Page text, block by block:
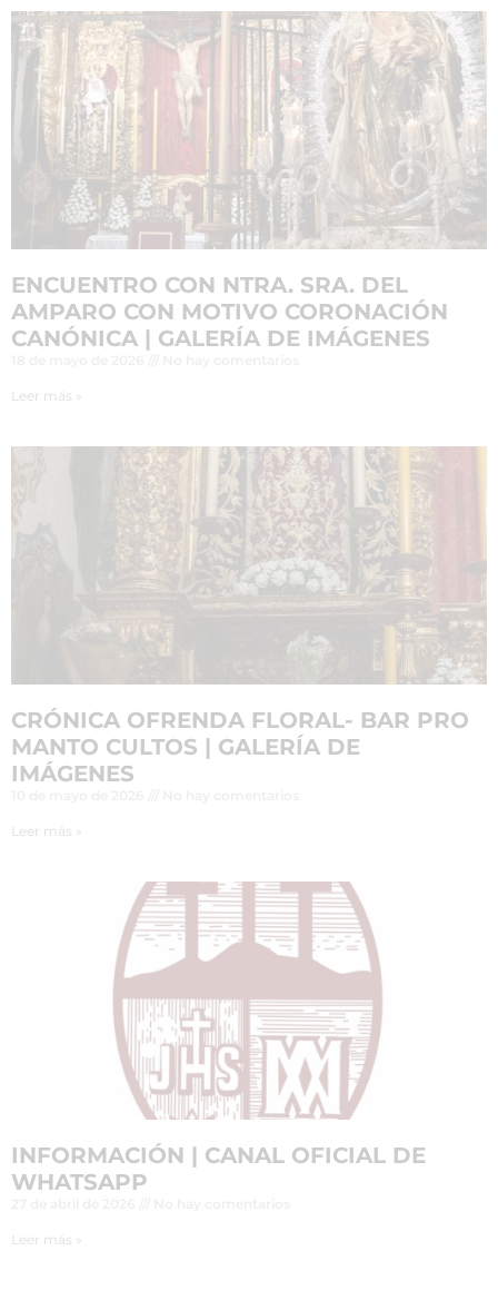
ENCUENTRO CON NTRA. SRA. DEL
AMPARO CON MOTIVO CORONACIÓN
CANÓNICA | GALERÍA DE IMÁGENES
Leer más »
CRÓNICA OFRENDA FLORAL- BAR PRO
MANTO CULTOS | GALERÍA DE
IMÁGENES
Leer más »
INFORMACIÓN | CANAL OFICIAL DE
WHATSAPP
Leer más »